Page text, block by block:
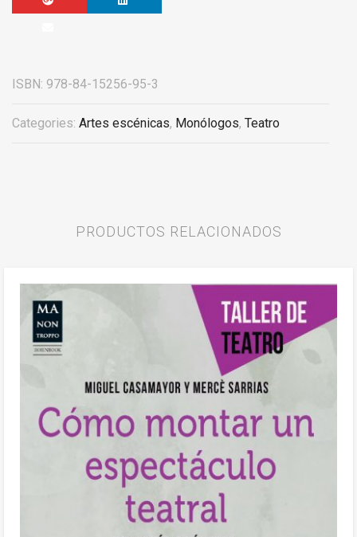
ISBN: 978-84-15256-95-3
Categories: Artes escénicas, Monólogos, Teatro
PRODUCTOS RELACIONADOS